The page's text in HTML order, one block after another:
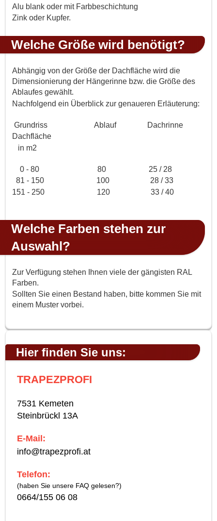
Alu blank oder mit Farbbeschichtung
Zink oder Kupfer.
Welche Größe wird benötigt?
Abhängig von der Größe der Dachfläche wird die
Dimensionierung der Hängerinne bzw. die Größe des
Ablaufes gewählt.
Nachfolgend ein Überblick zur genaueren Erläuterung:
Grundriss Ablauf Dachrinne
Dachfläche
in m2
0 - 80 80 25 / 28
81 - 150 100 28 / 33
151 - 250 120 33 / 40
Welche Farben stehen zur
Auswahl?
Zur Verfügung stehen Ihnen viele der gängisten RAL
Farben.
Sollten Sie einen Bestand haben, bitte kommen Sie mit
einem Muster vorbei.
Hier finden Sie uns:
TRAPEZPROFI
7531 Kemeten
Steinbrückl 13A
E-Mail:
info@trapezprofi.at
Telefon:
(haben Sie unsere FAQ gelesen?)
0664/155 06 08